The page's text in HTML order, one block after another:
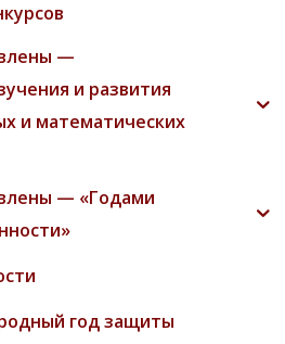
—
и развития
и математических
— «Годами
год защиты